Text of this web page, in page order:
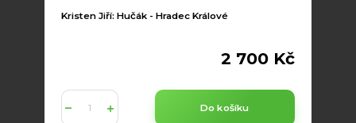
Kristen Jiří: Hučák - Hradec Králové
2 700 Kč
Do košíku